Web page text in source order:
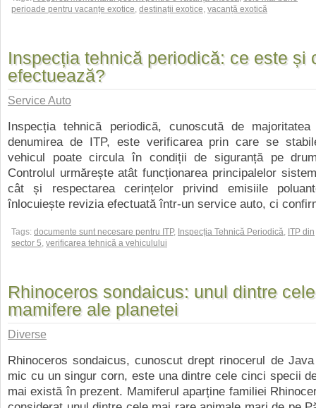
perioade pentru vacanțe exotice, destinații exotice, vacanță exotică
Inspecția tehnică periodică: ce este și
efectuează?
Service Auto
Inspecția tehnică periodică, cunoscută de
denumirea de ITP, este verificarea prin care se
vehicul poate circula în condiții de siguranță pe
Controlul urmărește atât funcționarea principalelor
cât și respectarea cerințelor privind emisiile
înlocuiește revizia efectuată într-un service auto, ci
Tags: documente sunt necesare pentru ITP, Inspecția Tehnică Periodică, ITP din
sector 5, verificarea tehnică a vehiculului
Rhinoceros sondaicus: unul dintre
mamifere ale planetei
Diverse
Rhinoceros sondaicus, cunoscut drept rinocerul de
mic cu un singur corn, este una dintre cele cinci specii
mai există în prezent. Mamiferul aparține familiei